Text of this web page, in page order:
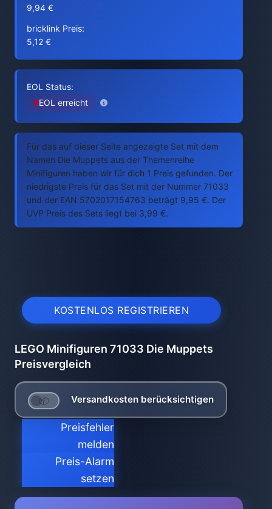
9,94 €
bricklink Preis:
5,12 €
EOL Status:
EOL erreicht
Für das auf dieser Seite angezeigte Set mit dem
Namen Die Muppets aus der Themenreihe
Minifiguren haben wir für dich 1 Preis gefunden. Der
niedrigste Preis für das Set mit der Nummer 71033
und der EAN 5702017154763 beträgt 9,95 €. Der
UVP Preis des Sets liegt bei 3,99 €.
KOSTENLOS REGISTRIEREN
LEGO Minifiguren 71033 Die Muppets
Preisvergleich
Versandkosten berücksichtigen
Preisfehler
melden
Preis-Alarm
setzen